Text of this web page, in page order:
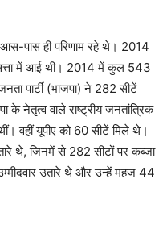
पास ही परिणाम रहे थे। 2014
में आई थी। 2014 में कुल 543
पार्टी (भाजपा) ने 282 सीटें
के नेतृत्व वाले राष्ट्रीय जनतांत्रिक
वहीं यूपीए को 60 सीटें मिले थे।
थे, जिनमें से 282 सीटों पर कब्जा
उतारे थे और उन्हें महज 44